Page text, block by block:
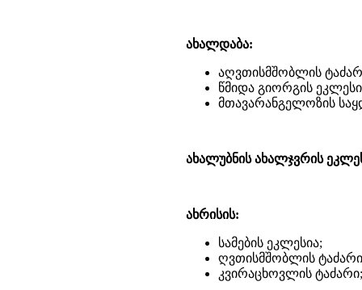
ახალდაბა:
აღვთისმშობლის
წმიდა გიორგის
მთავარანგელოზის
ახალუბნის ახალჯვრის
ახრისის:
სამების ეკლესია;
ღვთისმშობლის
კვირაცხოვლის ტაძარი;